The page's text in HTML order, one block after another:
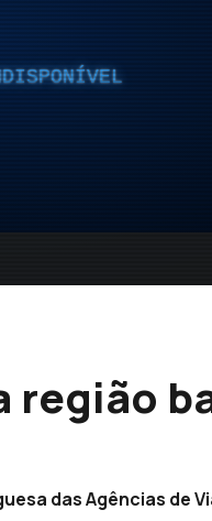
região
das Agências de